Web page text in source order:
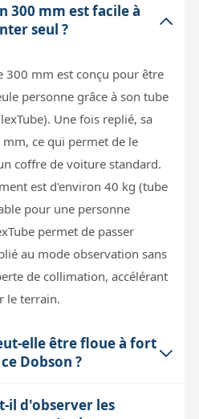
300 mm est facile à
seul ?
300 mm est conçu pour être
personne grâce à son tube
Une fois replié, sa
ce qui permet de le
coffre de voiture standard.
est d'environ 40 kg (tube
pour une personne
permet de passer
au mode observation sans
de collimation, accélérant
le terrain.
elle être floue à fort
Dobson ?
à 150x sur un 300
il d'observer les